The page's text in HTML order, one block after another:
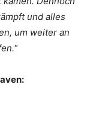
und alles
um weiter an
“